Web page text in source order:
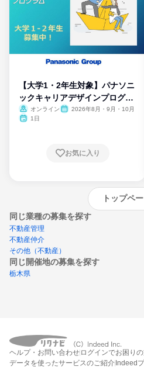
【大学1・2年生対象】パナソニ
ックキャリアデザインプログラ
ム
オンライン
2026年8月・9月・10月
1日
お気に入り
トップペ
同じ業種の募集を探す
不動産管理
不動産仲介
その他（不動産）
同じ開催地の募集を探す
栃木県
締切：な
ヘルプ・お問い合わせ ログインでお困り
データを使ったサービスのご紹介 Indeed